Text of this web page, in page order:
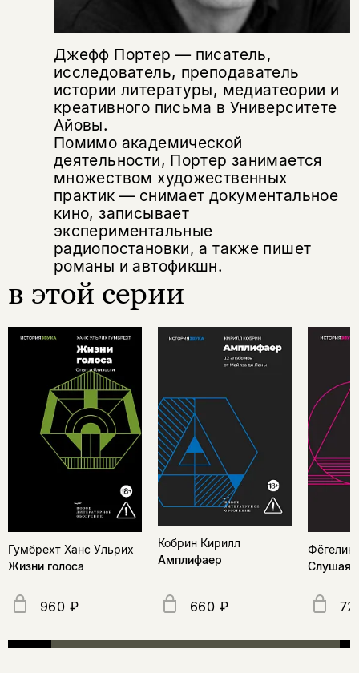
Джефф Портер — писатель,
исследователь, преподаватель
истории литературы, медиатеории и
креативного письма в Университете
Айовы.
Помимо академической
деятельности, Портер занимается
множеством художественных
практик — снимает документальное
кино, записывает
экспериментальные
радиопостановки, а также пишет
романы и автофикшн.
в этой серии
Гумбрехт Ханс Ульрих
Жизни голоса
960 ₽
Кобрин Кирилл
Амплифаер
660 ₽
Фёгелин
Слушая